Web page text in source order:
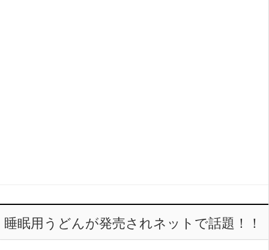
睡眠用うどんが発売されネットで話題！！